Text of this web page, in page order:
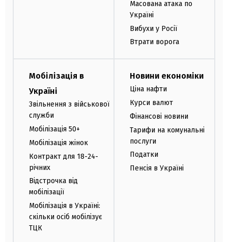
Масована атака по
Україні
Вибухи у Росії
Втрати ворога
Мобілізація в
Україні
Звільнення з військової
служби
Мобілізація 50+
Мобілізація жінок
Контракт для 18-24-
річних
Відстрочка від
мобілізації
Мобілізація в Україні:
скільки осіб мобілізує
ТЦК
Новини економіки
Ціна нафти
Курси валют
Фінансові новини
Тарифи на комунальні
послуги
Податки
Пенсія в Україні